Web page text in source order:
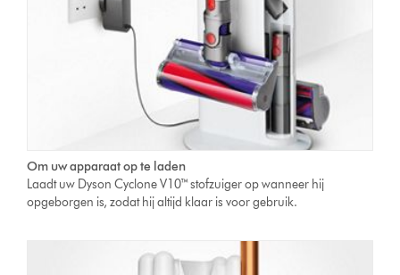
Om uw apparaat op te laden
Laadt uw Dyson Cyclone V10™ stofzuiger op wanneer hij
opgeborgen is, zodat hij altijd klaar is voor gebruik.